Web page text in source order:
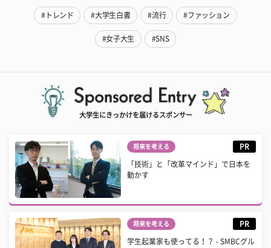
#トレンド #大学生白書 #流行 #ファッション
#女子大生 #SNS
大学生にきっかけを届けるスポンサー
将来を考える PR
「技術」と「改革マインド」で日本を
動かす
将来を考える PR
学生起業家も使ってる！？ - SMBCグル